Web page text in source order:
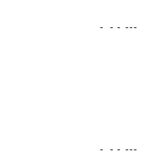
- - - ---
- - - ---